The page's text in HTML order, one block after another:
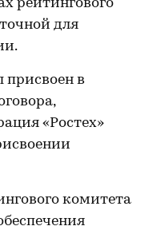
рейтингового
для
в
«Ростех»
комитета